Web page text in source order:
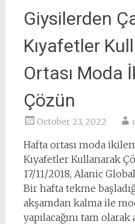
Giysilerden
Kıyafetler
Ortası Moda
Çözün
October 23, 2022
Hafta ortası moda
Kıyafetler Kullanarak
17/11/2018, Alanic
Bir hafta tekme
akşamdan kalma ile
yapılacağını tam